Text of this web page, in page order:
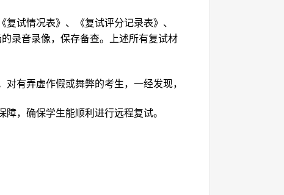
试情况表》、《复试评分记录表》、
录音录像，保存备查。上述所有复试材
有弄虚作假或舞弊的考生，一经发现，
，确保学生能顺利进行远程复试。